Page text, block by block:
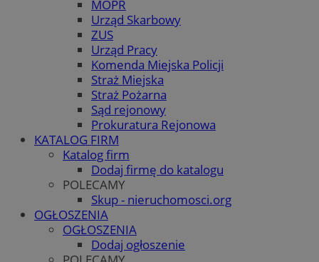
MOPR
Urząd Skarbowy
ZUS
Urząd Pracy
Komenda Miejska Policji
Straż Miejska
Straż Pożarna
Sąd rejonowy
Prokuratura Rejonowa
KATALOG FIRM
Katalog firm
Dodaj firmę do katalogu
POLECAMY
Skup - nieruchomosci.org
OGŁOSZENIA
OGŁOSZENIA
Dodaj ogłoszenie